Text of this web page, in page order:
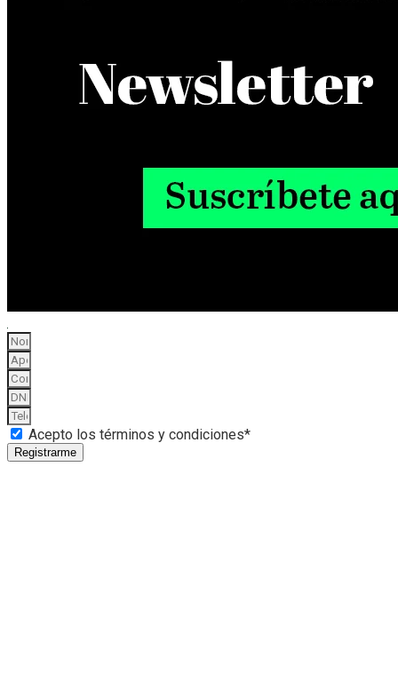
Acepto los términos y condiciones*
Registrarme